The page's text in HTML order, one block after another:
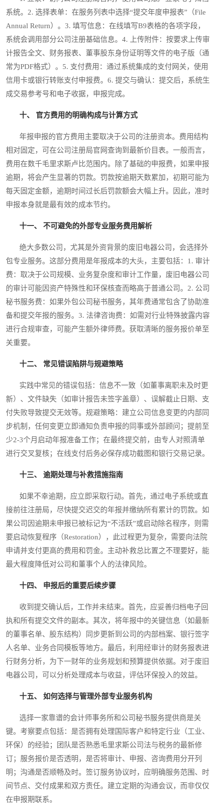
系统。2. 选择表单：在服务列表中选择“提交年度申报表”（File
Annual Return）。3. 填写信息：在线填写B9表格的各项字段，
系统会调用部分公司注册基础信息。4. 上传附件：按要求上传审
计报告全文、财务报表、董事股东身份证明等文件的电子版（通
常为PDF格式）。5. 支付费用：通过系统集成的支付网关，使用
信用卡或银行转账支付申报费。6. 提交与确认：提交后，系统生
成交易参考号和电子收据，申报完成。
十、 官方费用的明确构成与计算方式
年报申报的官方费用主要取决于公司的注册资本。费用结构
相对固定，可在公司注册局官网查询到最新价目表。一般而言，
费用在数千毛里求斯卢比范围内。除了基础的申报费，如果申报
逾期，将会产生显著的罚款。罚款按逾期天数累加，初期可能为
每天固定金额，逾期时间过长后罚款额会大幅上升。因此，准时
申报本身就是最有效的成本节约。
十一、 不可避免的外部专业服务费用解析
绝大多数公司，尤其是外资背景的废旧电器公司，会选择外
包专业服务。这部分费用是年报成本的大头，主要包括：1. 审计
费：取决于公司规模、业务复杂度和审计工作量，废旧电器公司
的审计可能因资产特殊性和环保核查而略高于普通公司。2. 公司
秘书服务费：如果外包公司秘书服务，其年费通常包含了协助准
备和提交年报的服务。3. 法律咨询费：如需对行业特殊披露内容
进行合规审查，可能产生额外律师费。获取清晰的服务报价单至
关重要。
十二、 常见错误陷阱与规避策略
实践中常见的错误包括：信息不一致（如董事离职未及时更
新）、文件缺失（如审计报告未签字盖章）、误解截止日期、支
付失败导致提交无效等。规避策略：建立公司信息变更的内部同
步机制，任何变更立即通知负责申报的同事或外部顾问；提前至
少2-3个月启动年报准备工作；在最终提交前，由专人对照清单
进行交叉复核；在线支付后务必保存成功截图和银行交易记录。
十三、 逾期处理与补救措施指南
如果不幸逾期，应立即采取行动。首先，通过电子系统或直
接前往注册局，尽快提交迟交的年报并缴纳所有累计的罚款。如
果公司因逾期未申报已被标记为“不活跃”或启动除名程序，则需
要启动恢复程序（Restoration），此过程更为复杂，需要向法院
申请并支付更高的费用和罚金。主动补救总比置之不理要好，能
最大程度降低对公司和董事个人的法律风险。
十四、 申报后的重要后续步骤
收到提交确认后，工作并未结束。首先，应妥善归档电子回
执和所有提交文件的副本。其次，将年报中的关键信息（如最新
的董事名单、股东结构）同步更新到公司的内部档案、银行签字
人名单、业务合同模板等地方。最后，利用经审计的财务报表进
行财务分析，为下一财年的业务规划和预算提供依据。对于废旧
电器公司，可以分析处理成本与收益，评估环保投入的效益。
十五、 如何选择与管理外部专业服务机构
选择一家靠谱的会计师事务所和公司秘书服务提供商是关
键。考察要点包括：是否拥有处理国际客户和特定行业（工业、
环保）的经验；团队是否熟悉毛里求斯公司法与税务的最新修
订；服务报价是否透明，是否将审计、申报、咨询费用分开列
明；沟通是否顺畅及时。签订服务协议时，应明确服务范围、时
间节点、交付成果和双方责任。建立定期的沟通会议，而非仅仅
在申报期联系。